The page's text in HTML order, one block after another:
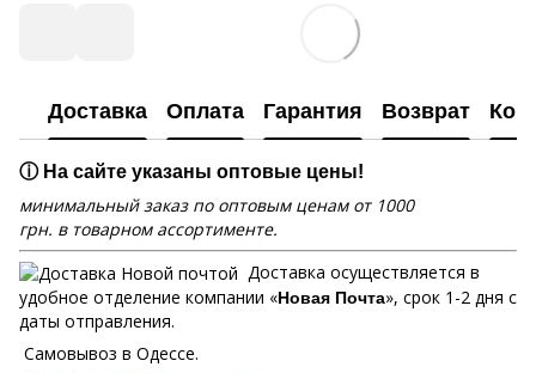
Доставка Оплата Гарантия Возврат
ⓘ На сайте указаны оптовые цены!
минимальный заказ по оптовым ценам от 1000
грн. в товарном ассортименте.
Доставка осуществляется в
удобное отделение компании «Новая Почта», срок 1-2 дня с
даты отправления.
Самовывоз в Одессе.